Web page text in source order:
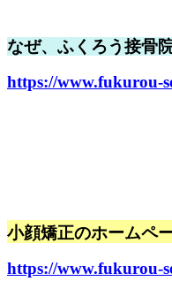
なぜ、ふくろう接骨
https://www.fukurou-
小顔矯正のホームペ
https://www.fukurou-